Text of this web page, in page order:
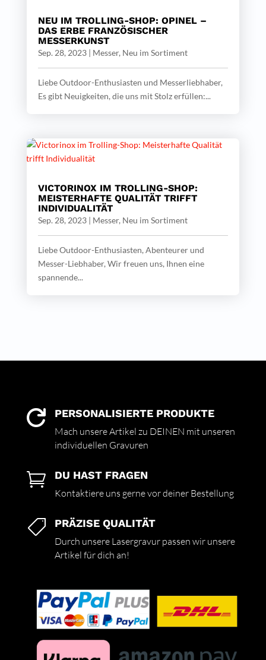
NEU IM TROLLING-SHOP: OPINEL –
DAS ERBE FRANZÖSISCHER
MESSERKUNST
Sep. 28, 2023| Messer, Neu im Sortiment
Liebe Outdoor-Enthusiasten und Messerliebhaber,
Es gibt Neuigkeiten, die uns mit Stolz erfüllen:...
VICTORINOX IM TROLLING-SHOP:
MEISTERHAFTE QUALITÄT TRIFFT
INDIVIDUALITÄT
Sep. 28, 2023| Messer, Neu im Sortiment
Liebe Outdoor-Enthusiasten, Abenteurer und
Messer-Liebhaber, Wir freuen uns, Ihnen eine
spannende...
 PERSONALISIERTE PRODUKTE
Mach unsere Artikel zu DEINEN mit unseren
individuellen Gravuren
 DU HAST FRAGEN
Kontaktiere uns gerne vor deiner Bestellung
 PRÄZISE QUALITÄT
Durch unsere Lasergravur passen wir unsere
Artikel für dich an!